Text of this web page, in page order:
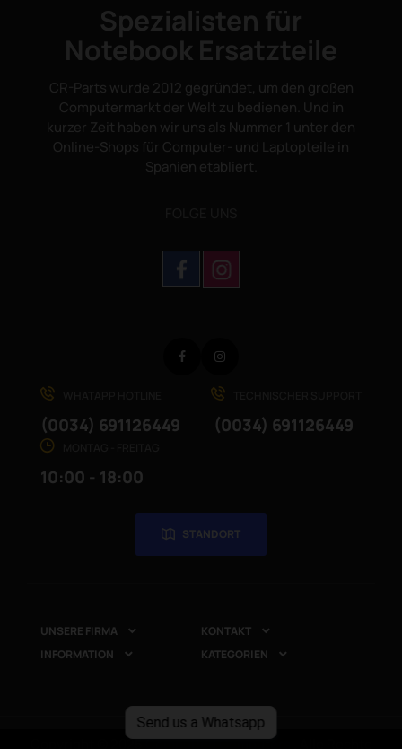
Send us a Whatsapp
Spezialisten für
Notebook Ersatzteile
CR-Parts wurde 2012 gegründet, um den großen
Computermarkt der Welt zu bedienen. Und in
kurzer Zeit haben wir uns als Nummer 1 unter den
Online-Shops für Computer- und Laptopteile in
Spanien etabliert.
(0034) 691126449 (0034) 691126449
10:00 - 18:00
STANDORT
Facebook
UNSERE FIRMA  KONTAKT 
INFORMATION  KATEGORIEN 
Copyright © 2025CompuRed Computers